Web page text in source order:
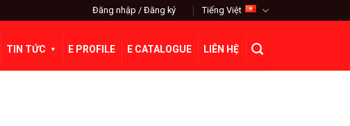
Đăng nhập / Đăng ký Tiếng Việt
TIN TỨC E PROFILE E CATALOGUE LIÊN HỆ